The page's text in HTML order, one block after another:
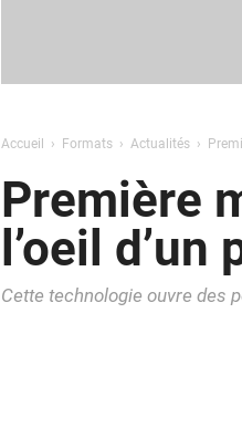
Accueil Formats Actualités
Première
l’oeil
Cette technologie ouvre des